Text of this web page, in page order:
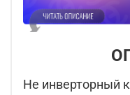
Не инверторный